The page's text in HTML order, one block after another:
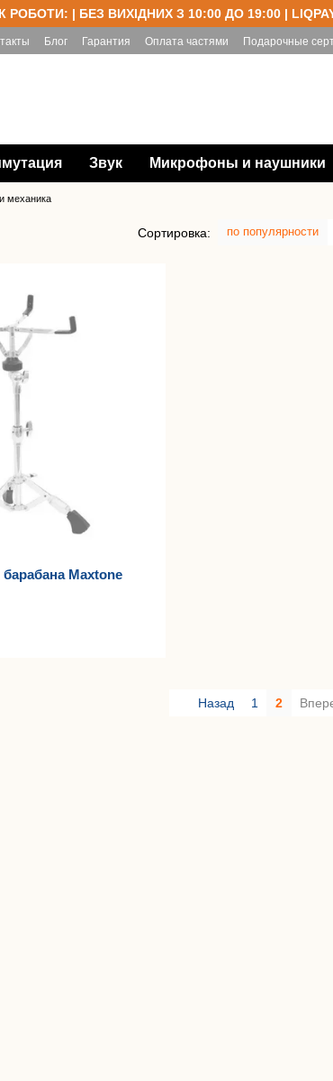
РОБОТИ: | БЕЗ ВИХІДНИХ З 10:00 ДО 19:00 |
Блог Гарантия Оплата частями Подарочные
Звук Микрофоны и наушники
механика
Сортировка: по популярности
Maxtone
Назад 1 2